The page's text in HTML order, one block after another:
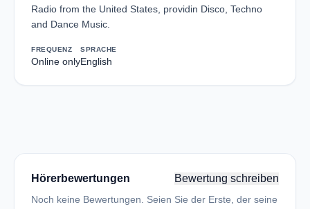
Radio from the United States, providin Disco, Techno
and Dance Music.
FREQUENZ
Online only
SPRACHE
English
Hörerbewertungen Bewertung schreiben
Noch keine Bewertungen. Seien Sie der Erste, der seine